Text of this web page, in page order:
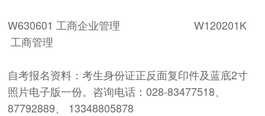
W630601 工商企业管理 W120201K
工商管理
自考报名资料：考生身份证正反面复印件及蓝底2寸
照片电子版一份。咨询电话：028-83477518、
87792889、 13348805878